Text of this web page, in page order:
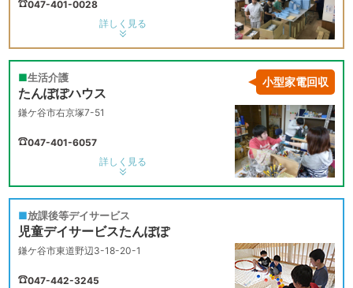
047-401-0028
詳しく見る
生活介護
たんぽぽハウス
小型家電回収
鎌ケ谷市右京塚7-51
047-401-6057
詳しく見る
放課後等デイサービス
児童デイサービスたんぽぽ
鎌ケ谷市東道野辺3-18-20-1
047-442-3245